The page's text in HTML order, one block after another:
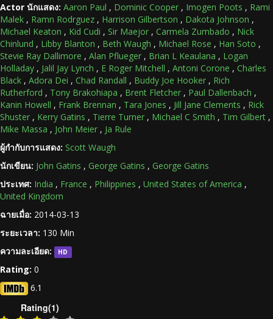
Actor นักแสดง: Aaron Paul , Dominic Cooper , Imogen Poots , Rami
Malek , Ramn Rodrguez , Harrison Gilbertson , Dakota Johnson ,
Michael Keaton , Kid Cudi , Sir Maejor , Carmela Zumbado , Nick
Chinlund , Libby Blanton , Beth Waugh , Michael Rose , Han Soto ,
Stevie Ray Dallimore , Alan Pflueger , Brian L Keaulana , Logan
Holladay , Jalil Jay Lynch , E Roger Mitchell , Antoni Corone , Charles
Black , Adora Dei , Chad Randall , Buddy Joe Hooker , Rich
Rutherford , Tony Brakohiapa , Brent Fletcher , Paul Dallenbach ,
Kanin Howell , Frank Brennan , Tara Jones , Jill Jane Clements , Rick
Shuster , Kerry Gatins , Tierre Turner , Michael C Smith , Tim Gilbert ,
Mike Massa , John Meier , Ja Rule
ผู้กำกับการแสดง: Scott Waugh
นักเขียน: John Gatins , George Gatins , George Gatins
ประเทศ: India , France , Philippines , United States of America ,
United Kingdom
ฉายเมื่อ: 2014-03-13
ระยะเวลา: 130 Min
ความละเอียด:
HD
Rating: 0
6.1
Rating(1)